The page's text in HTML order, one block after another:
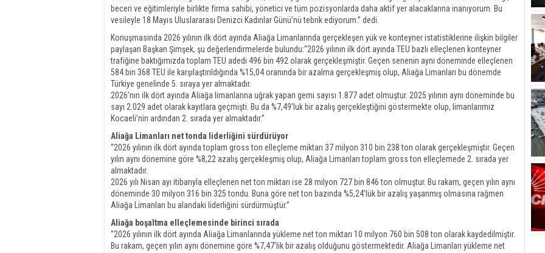
beceri ve eğitimleriyle birlikte firma sahibi, yönetici ve tüm pozisyonlarda daha aktif yer alacaklarına inanıyorum. Bu
vesileyle 18 Mayıs Uluslararası Denizci Kadınlar Günü’nü tebrik ediyorum.” dedi.
Konuşmasında 2026 yılının ilk dört ayında Aliağa Limanlarında gerçekleşen yük ve konteyner istatistiklerine ilişkin bilgiler
paylaşan Başkan Şimşek, şu değerlendirmelerde bulundu:“2026 yılının ilk dört ayında TEU bazlı elleçlenen konteyner
trafiğine baktığımızda toplam TEU adedi 496 bin 492 olarak gerçekleşmiştir. Geçen senenin aynı döneminde elleçlenen
584 bin 368 TEU ile karşılaştırıldığında %15,04 oranında bir azalma gerçekleşmiş olup, Aliağa Limanları bu dönemde
Türkiye genelinde 5. sıraya yer almaktadır.
2026’nın ilk dört ayında Aliağa limanlarına uğrak yapan gemi sayısı 1.877 adet olmuştur. 2025 yılının aynı döneminde bu
sayı 2.029 adet olarak kayıtlara geçmişti. Bu da %7,49’luk bir azalış gerçekleştiğini göstermekte olup, limanlarımız
Kocaeli’nin ardından 2. sırada yer almaktadır.”
Aliağa Limanları net tonda liderliğini sürdürüyor
“2026 yılının ilk dört ayında toplam gross ton elleçleme miktarı 37 milyon 310 bin 238 ton olarak gerçekleşmiştir. Geçen
yılın aynı dönemine göre %8,22 azalış gerçekleşmiş olup, Aliağa Limanları toplam gross ton elleçlemede 2. sırada yer
almaktadır.
2026 yılı Nisan ayı itibarıyla elleçlenen net ton miktarı ise 28 milyon 727 bin 846 ton olmuştur. Bu rakam, geçen yılın aynı
döneminde 30 milyon 316 bin 325 tondu. Buna göre net ton bazında %5,24’lük bir azalış yaşanmış olmasına rağmen
Aliağa Limanları bu alandaki liderliğini sürdürmüştür.”
Aliağa boşaltma elleçlemesinde birinci sırada
“2026 yılının ilk dört ayında Aliağa Limanlarında yükleme net ton miktarı 10 milyon 760 bin 508 ton olarak kaydedilmiştir.
Bu rakam, geçen yılın aynı dönemine göre %7,47’lik bir azalış olduğunu göstermektedir. Aliağa Limanları yükleme net